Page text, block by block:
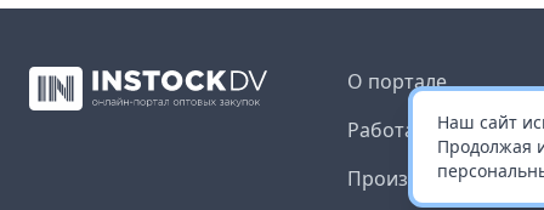
Наш сайт
Продолжая
О портале
Работа с
Производителям и